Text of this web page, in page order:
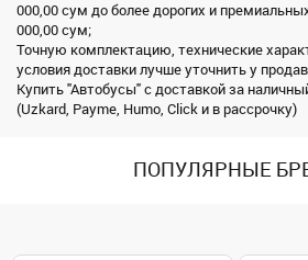
000,00 сум до более дорогих и
000,00 сум;
Точную комплектацию, технические
условия доставки лучше уточнить у
Купить "Автобусы" с доставкой за
(Uzkard, Payme, Humo, Click и в рассрочку)
ПОПУЛЯРНЫЕ